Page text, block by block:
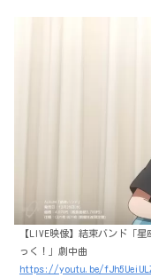
【LIVE映像】結束バンド「
っく！」劇中曲
https://youtu.be/